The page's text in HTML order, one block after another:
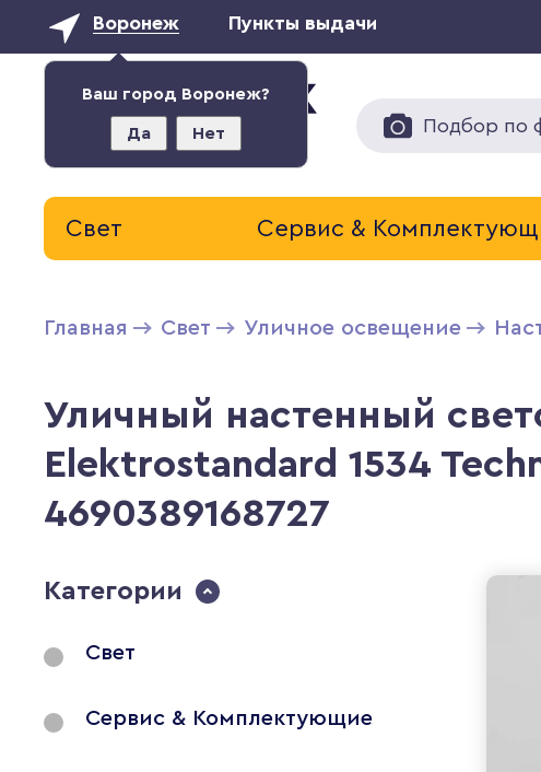
Воронеж
Ваш город Воронеж?
Да Нет
Пункты выдачи
Подбор по
Свет Сервис &
Главная Свет Уличное освещение
Уличный настенный
Elektrostandard 1534
4690389168727
Категории
Свет
Сервис & Комплектующие